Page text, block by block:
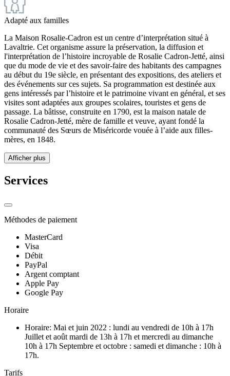
Adapté aux familles
La Maison Rosalie-Cadron est un centre d’interprétation situé à
Lavaltrie. Cet organisme assure la préservation, la diffusion et
l'interprétation de l’histoire incroyable de Rosalie Cadron-Jetté, ainsi
que du mode de vie et des savoir-faire des habitants des campagnes
au début du 19e siècle, en présentant des expositions, des ateliers et
des événements sur ces sujets. Sa programmation est destinée aux
gens intéressés par l’histoire et le patrimoine vivant en général, et ses
visites sont adaptées aux groupes scolaires, touristes et gens de
passage. La bâtisse, construite en 1790, est la maison natale de
Rosalie Cadron-Jetté, mère de famille et veuve, ayant fondé la
communauté des Sœurs de Miséricorde vouée à l’aide aux filles-
mères, en 1848.
Afficher plus
Services
Méthodes de paiement
MasterCard
Visa
Débit
PayPal
Argent comptant
Apple Pay
Google Pay
Horaire
Horaire: Mai et juin 2022 : lundi au vendredi de 10h à 17h
Juillet et août mardi de 13h à 17h et mercredi au dimanche
10h à 17h Septembre et octobre : samedi et dimanche : 10h à
17h.
Tarifs